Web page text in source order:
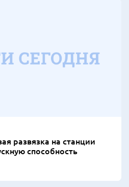
развязка на станции
способность